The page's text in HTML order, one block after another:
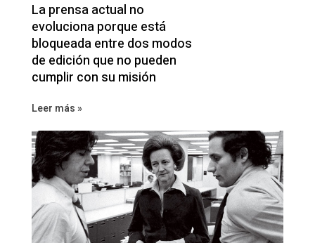
La prensa actual no
evoluciona porque está
bloqueada entre dos modos
de edición que no pueden
cumplir con su misión
Leer más »